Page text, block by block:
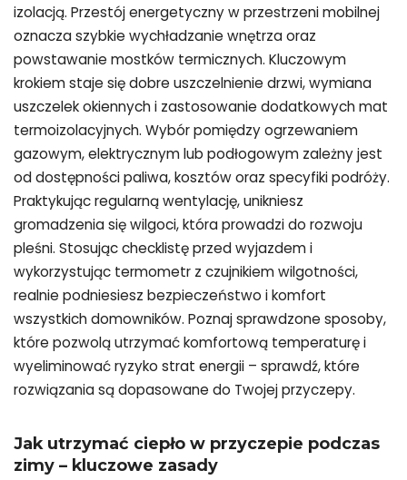
izolacją. Przestój energetyczny w przestrzeni mobilnej
oznacza szybkie wychładzanie wnętrza oraz
powstawanie mostków termicznych. Kluczowym
krokiem staje się dobre uszczelnienie drzwi, wymiana
uszczelek okiennych i zastosowanie dodatkowych mat
termoizolacyjnych. Wybór pomiędzy ogrzewaniem
gazowym, elektrycznym lub podłogowym zależny jest
od dostępności paliwa, kosztów oraz specyfiki podróży.
Praktykując regularną wentylację, unikniesz
gromadzenia się wilgoci, która prowadzi do rozwoju
pleśni. Stosując checklistę przed wyjazdem i
wykorzystując termometr z czujnikiem wilgotności,
realnie podniesiesz bezpieczeństwo i komfort
wszystkich domowników. Poznaj sprawdzone sposoby,
które pozwolą utrzymać komfortową temperaturę i
wyeliminować ryzyko strat energii – sprawdź, które
rozwiązania są dopasowane do Twojej przyczepy.
Jak utrzymać ciepło w przyczepie podczas
zimy – kluczowe zasady